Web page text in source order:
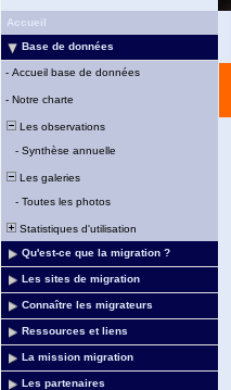
Accueil
Base de données
- Accueil base de données
- Notre charte
Les observations
- Synthèse annuelle
Les galeries
- Toutes les photos
Statistiques d'utilisation
Qu'est-ce que la migration ?
Les sites de migration
Connaître les migrateurs
Ressources et liens
La mission migration
Les partenaires